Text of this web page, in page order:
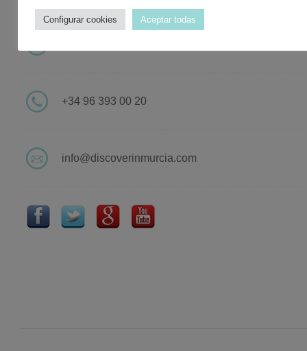
Contacto Discover in Murcia
+34 96 393 00 20
info@discoverinmurcia.com
Configurar cookies Aceptar todas